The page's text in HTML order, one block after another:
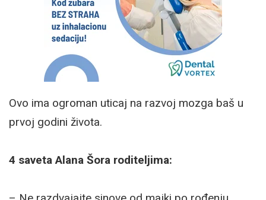
Ovo ima ogroman uticaj na razvoj mozga baš u
prvoj godini života.
4 saveta Alana Šora roditeljima: